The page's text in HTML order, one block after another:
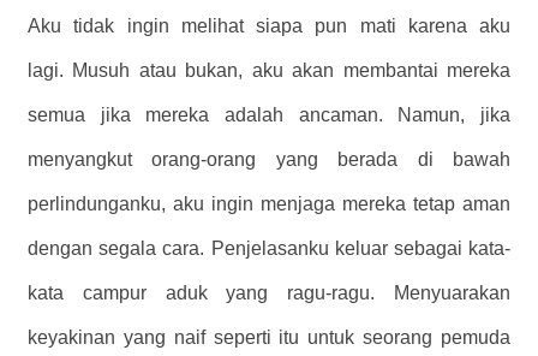
Aku tidak ingin melihat siapa pun mati karena aku
lagi. Musuh atau bukan, aku akan membantai mereka
semua jika mereka adalah ancaman. Namun, jika
menyangkut orang-orang yang berada di bawah
perlindunganku, aku ingin menjaga mereka tetap aman
dengan segala cara. Penjelasanku keluar sebagai kata-
kata campur aduk yang ragu-ragu. Menyuarakan
keyakinan yang naif seperti itu untuk seorang pemuda